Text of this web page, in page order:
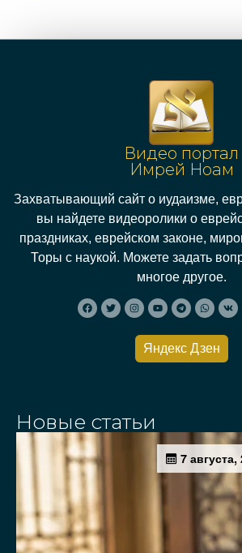
Видео портал
Имрей Ноам
Захватывающий сайт о иудаизме,
вы найдете видеоролики о
праздниках, еврейском законе,
Торы с наукой. Можете задать
многое другое.
Яндекс Дзен
Новые статьи